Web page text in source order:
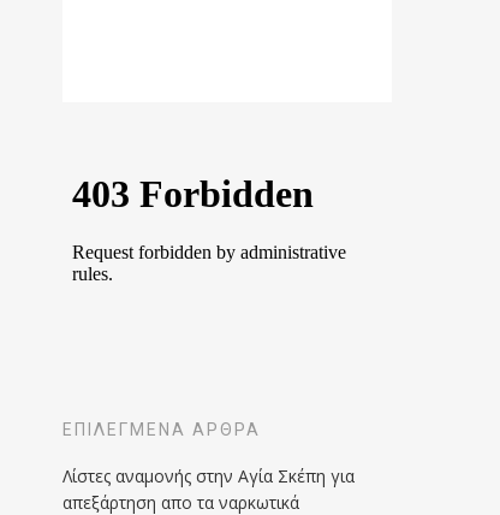
ΕΠΙΛΕΓΜΈΝΑ ΆΡΘΡΑ
Λίστες αναμονής στην Αγία Σκέπη για
απεξάρτηση απο τα ναρκωτικά